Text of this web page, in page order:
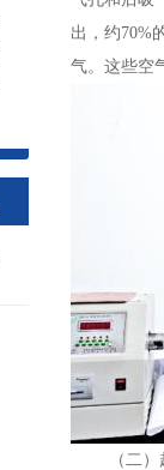
出，约70%
气。这些空
（二）